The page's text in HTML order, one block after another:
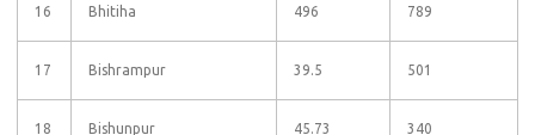
16 Bhitiha 496 789
17 Bishrampur 39.5 501
18 Bishunpur 45.73 340